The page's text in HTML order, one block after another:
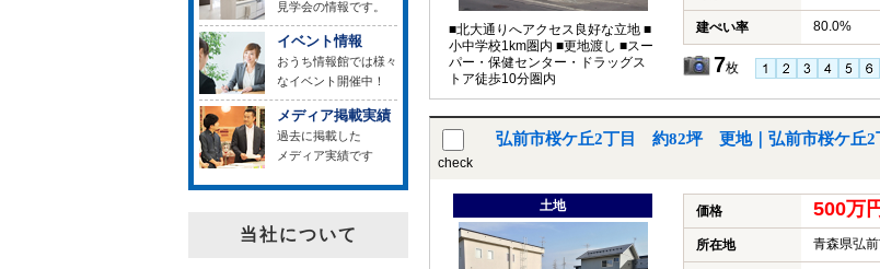
■北大通りへアクセス良好な立地 ■
小中学校1km圏内 ■更地渡し ■スー
パー・保健センター・ドラッグス
トア徒歩10分圏内
建ぺい率 80.0%
7枚
check
弘前市桜ケ丘2丁目 約82坪 更地｜弘前市桜ケ丘2
土地 価格 500万
所在地 青森県弘
見学会の情報です。
イベント情報
おうち情報館では様々
なイベント開催中！
メディア掲載実績
過去に掲載した
メディア実績です
当社について